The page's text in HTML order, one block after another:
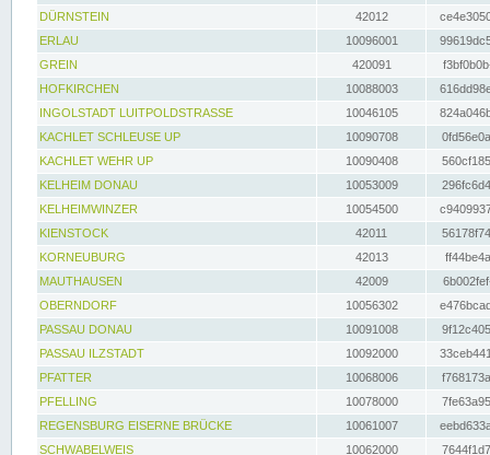
DÜRNSTEIN
42012
ERLAU
10096001
GREIN
420091
HOFKIRCHEN
10088003
INGOLSTADT LUITPOLDSTRASSE
10046105
KACHLET SCHLEUSE UP
10090708
KACHLET WEHR UP
10090408
KELHEIM DONAU
10053009
KELHEIMWINZER
10054500
KIENSTOCK
42011
KORNEUBURG
42013
MAUTHAUSEN
42009
OBERNDORF
10056302
PASSAU DONAU
10091008
PASSAU ILZSTADT
10092000
PFATTER
10068006
PFELLING
10078000
REGENSBURG EISERNE BRÜCKE
10061007
SCHWABELWEIS
10062000